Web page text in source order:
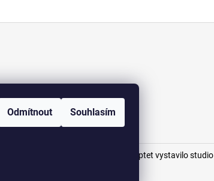
Odmítnout Souhlasím
Na platformě Shoptet vystavilo studio